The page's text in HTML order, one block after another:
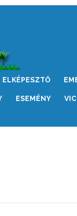
ELKÉPESZTŐ
ESEMÉNY